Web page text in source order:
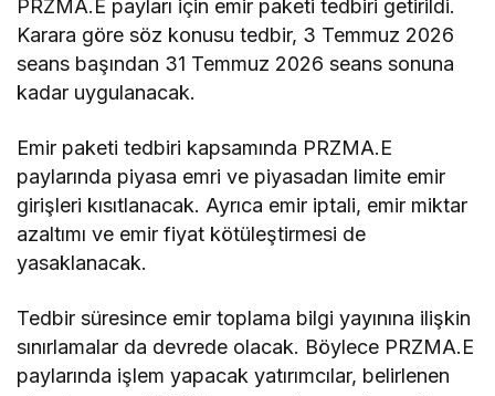
PRZMA.E payları için emir paketi tedbiri getirildi.
Karara göre söz konusu tedbir, 3 Temmuz 2026
seans başından 31 Temmuz 2026 seans sonuna
kadar uygulanacak.
Emir paketi tedbiri kapsamında PRZMA.E
paylarında piyasa emri ve piyasadan limite emir
girişleri kısıtlanacak. Ayrıca emir iptali, emir miktar
azaltımı ve emir fiyat kötüleştirmesi de
yasaklanacak.
Tedbir süresince emir toplama bilgi yayınına ilişkin
sınırlamalar da devrede olacak. Böylece PRZMA.E
paylarında işlem yapacak yatırımcılar, belirlenen